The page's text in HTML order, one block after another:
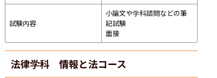
試験内容
小論文や学科諮問などの筆
記試験
面接
法律学科 情報と法コース